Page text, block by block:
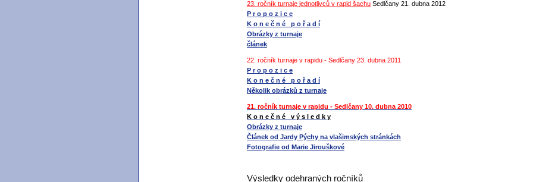
23. ročník turnaje jednotlivců v rapid šachu Sedlčany 21. dubna 2012
P r o p o z i c e
K o n e č n é p o ř a d í
Obrázky z turnaje
článek
22. ročník turnaje v rapidu - Sedlčany 23. dubna 2011
P r o p o z i c e
K o n e č n é p o ř a d í
Několik obrázků z turnaje
21. ročník turnaje v rapidu - Sedlčany 10. dubna 2010
K o n e č n é v ý s l e d k y
Obrázky z turnaje
Článek od Jardy Pýchy na vlašimských stránkách
Fotografie od Marie Jirouškové
Výsledky odehraných ročníků